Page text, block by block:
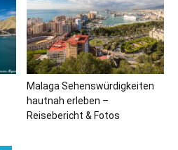
Malaga Sehenswürdigkeiten
hautnah erleben –
Reisebericht & Fotos